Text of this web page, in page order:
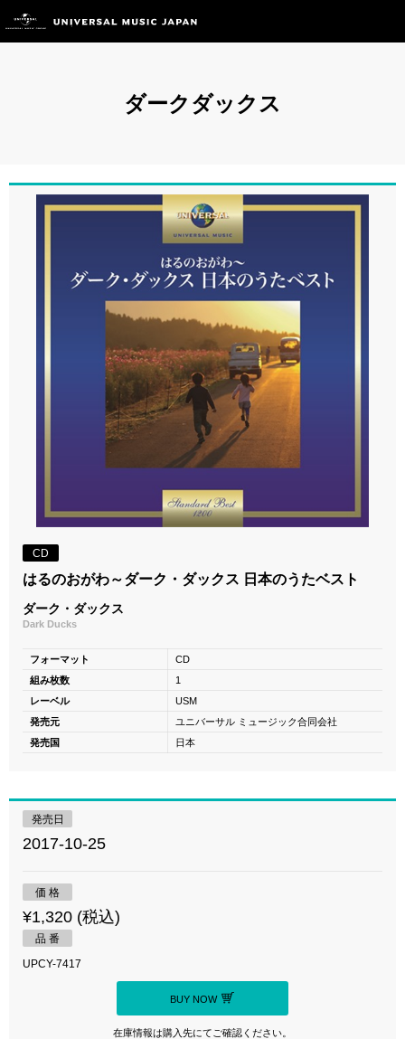
ダークダックス
CD
はるのおがわ～ダーク・ダックス 日本のうたベスト
ダーク・ダックス
Dark Ducks
フォーマット
CD
組み枚数
1
レーベル
USM
発売元
ユニバーサル ミュージック合同会社
発売国
日本
発売日
2017-10-25
価 格
¥1,320 (税込)
品 番
UPCY-7417
BUY NOW
在庫情報は購入先にてご確認ください。